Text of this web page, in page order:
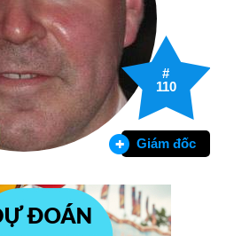
#
110
Giám đốc